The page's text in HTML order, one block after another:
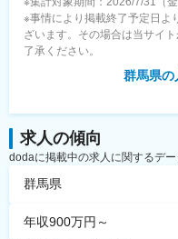
※事情により掲載終了予定日よ
ざいます。その場合は当サイ
了承ください。
群馬県の
求人の傾向
dodaに掲載中の求人に関するデ
群馬県
年収900万円～